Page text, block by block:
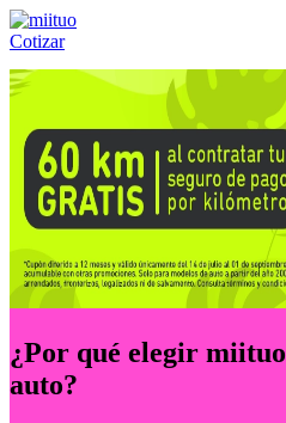
Cotizar
Llámanos al:(55) 84-21-05-00 ó
¿Por qué elegir miituo
auto?